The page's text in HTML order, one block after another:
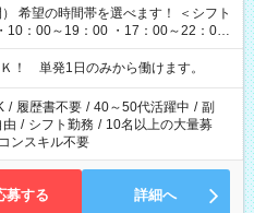
ト
10：00～19：00 ・17：00～22：00
00～翌6：00 など
！ 単発1日のみから働けます。
/ 履歴書不要 / 40～50代活躍中 / 副
由 / シフト勤務 / 10名以上の大量募
ンスキル不要
募する 詳細へ